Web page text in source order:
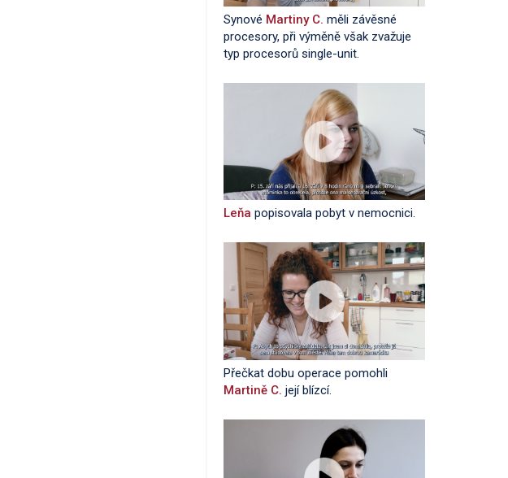
Synové Martiny C. měli závěsné
procesory, při výměně však zvažuje
typ procesorů single-unit.
Leňa popisovala pobyt v nemocnici.
Přečkat dobu operace pomohli
Martině C. její blízcí.